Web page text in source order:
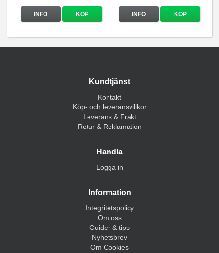
INFO KÖP INFO KÖP
Kundtjänst
Kontakt
Köp- och leveransvillkor
Leverans & Frakt
Retur & Reklamation
Handla
Logga in
Information
Integritetspolicy
Om oss
Guider & tips
Nyhetsbrev
Om Cookies